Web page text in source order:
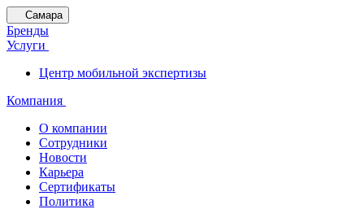
Самара
Бренды
Услуги
Центр мобильной экспертизы
Компания
О компании
Сотрудники
Новости
Карьера
Сертификаты
Политика